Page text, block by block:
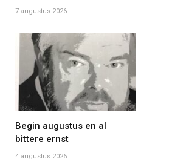
7 augustus 2026
Begin augustus en al
bittere ernst
4 augustus 2026